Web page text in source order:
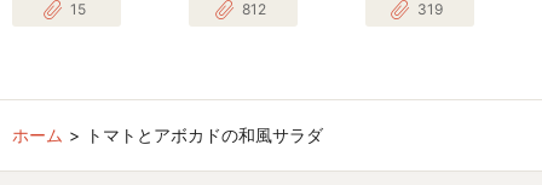
15 812 319
ホーム トマトとアボカドの和風サラダ